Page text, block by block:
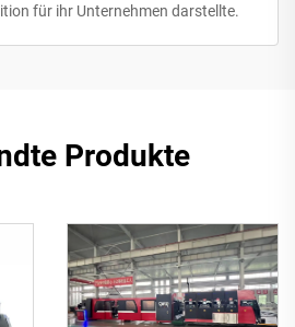
für ihr Unternehmen darstellte.
Produkte